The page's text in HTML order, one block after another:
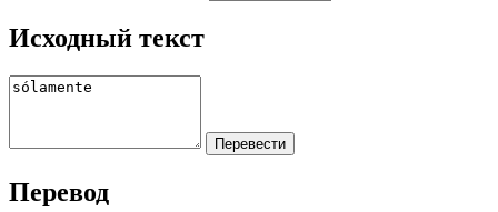
Исходный текст
Перевод